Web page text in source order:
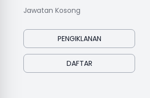
Jawatan Kosong
PENGIKLANAN
DAFTAR